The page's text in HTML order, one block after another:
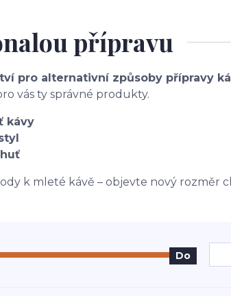
přípravu
pro alternativní způsoby přípravy
vás ty správné produkty.
kávy
k mleté kávě – objevte nový rozměr
Do